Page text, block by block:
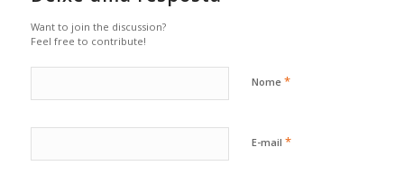
Want to join the discussion?
Feel free to contribute!
Nome *
E-mail *